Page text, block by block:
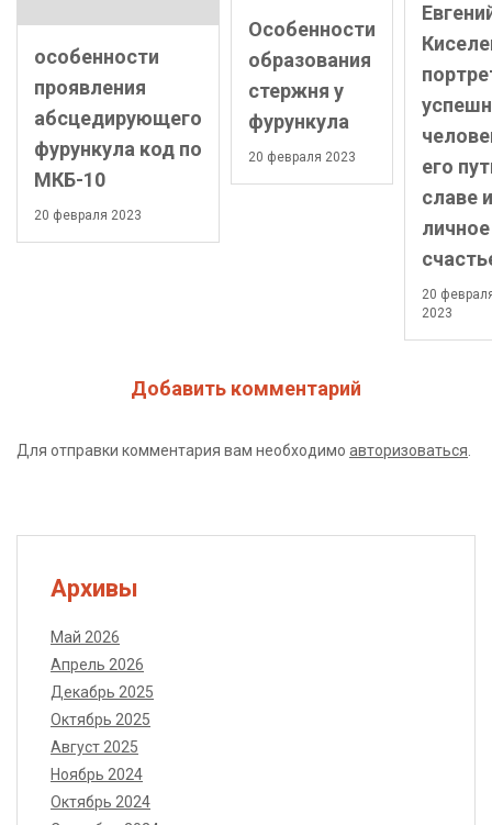
особенности
проявления
абсцедирующего
фурункула код по
МКБ-10
20 февраля 2023
Особенности
образования
стержня у
фурункула
20 февраля 2023
его
славе и
личное
20
2023
Добавить комментарий
Для отправки комментария вам необходимо авторизоваться.
Архивы
Май 2026
Апрель 2026
Декабрь 2025
Октябрь 2025
Август 2025
Ноябрь 2024
Октябрь 2024